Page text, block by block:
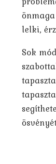
lelki,
Sok